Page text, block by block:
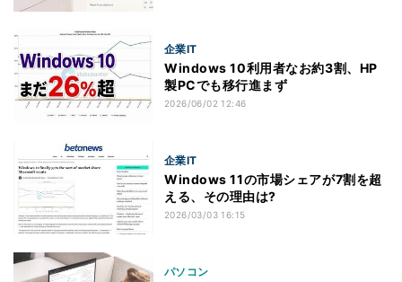
企業IT
Windows 10利用者なお約3割、HP
製PCでも移行進まず
2026/06/02 12:46
企業IT
Windows 11の市場シェアが7割を超
える、その理由は?
2026/03/03 16:15
パソコン